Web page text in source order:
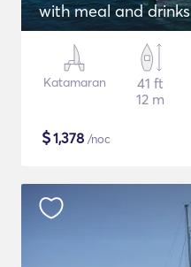
with meal and drinks
Katamaran
41 ft
12 m
$1,378 /noc